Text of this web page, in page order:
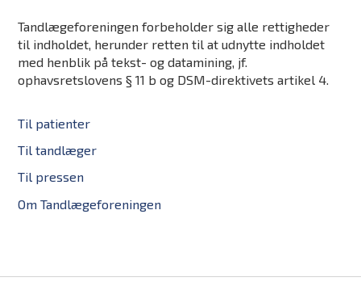
Tandlægeforeningen forbeholder sig alle rettigheder
til indholdet, herunder retten til at udnytte indholdet
med henblik på tekst- og datamining, jf.
ophavsretslovens § 11 b og DSM-direktivets artikel 4.
Til patienter
Til tandlæger
Til pressen
Om Tandlægeforeningen